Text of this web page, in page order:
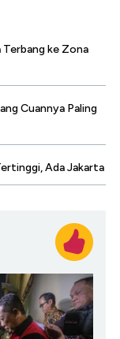
Terbang ke Zona
Cuannya Paling
Ada Jakarta